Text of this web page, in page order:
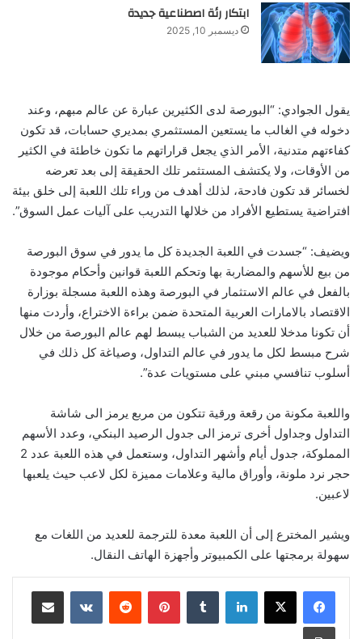
ابتكار رئة اصطناعية جديدة
ديسمبر 10, 2025
يقول الجوادي: “البورصة لدى الكثيرين عبارة عن عالم مبهم، وعند
دخوله في الغالب ما يستعين المستثمري بمديري حسابات، قد تكون
كفاءتهم متدنية، الأمر الذي يجعل قراراتهم ما تكون خاطئة في الكثير
من الأوقات، ولا يكتشف المستثمر تلك الحقيقة إلى بعد تعرضه
لخسائر قد تكون فادحة، لذلك أهدف من وراء تلك اللعبة إلى خلق بيئة
افتراضية يستطيع الأفراد من خلالها التدريب على آليات عمل السوق”.
ويضيف: “جسدت في اللعبة الجديدة كل ما يدور في سوق البورصة
من بيع للأسهم والمضاربة بها وتحكم اللعبة قوانين وأحكام موجودة
بالفعل في عالم الاستثمار في البورصة وهذه اللعبة مسجلة بوزارة
الاقتصاد بالامارات العربية المتحدة ضمن براءة الاختراع، وأردت منها
أن تكونا مدخلا للعديد من الشباب يبسط لهم عالم البورصة من خلال
شرح مبسط لكل ما يدور في عالم التداول، وصياغة كل ذلك في
أسلوب تنافسي مبني على مستويات عدة”.
واللعبة مكونة من رقعة ورقية تتكون من مربع يرمز الى شاشة
التداول وجداول أخرى ترمز الى جدول الرصيد البنكي، وعدد الأسهم
المملوكة، جدول أيام وأشهر التداول، وستعمل في هذه اللعبة عدد 2
حجر نرد ملونة، وأوراق مالية وعلامات مميزة لكل لاعب حيث يلعبها
لاعبين.
ويشير المخترع إلى أن اللعبة معدة للترجمة للعديد من اللغات مع
سهولة برمجتها على الكمبيوتر وأجهزة الهاتف النقال.
لينكدإن بينتيريست